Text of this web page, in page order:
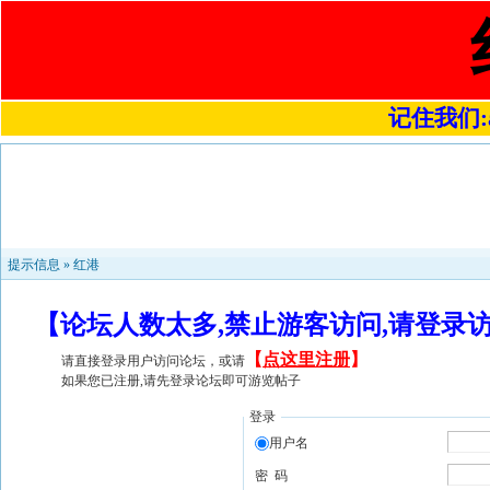
记住我们
提示信息 » 红港
【论坛人数太多,禁止游客访问,请登
请直接登录用户访问论坛，或请 【 点这里注册】
如果您已注册,请先登录论坛即可游览帖子
登录
用户名
密 码